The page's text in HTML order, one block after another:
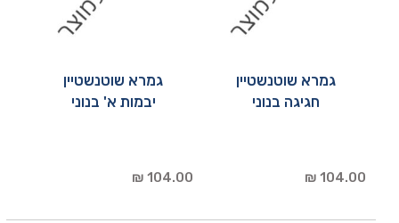
גמרא שוטנשטיין
חגיגה בנוני
104.00 ₪
גמרא שוטנשטיין
יבמות א' בנוני
104.00 ₪